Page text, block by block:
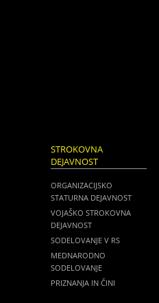
STROKOVNA
DEJAVNOST
ORGANIZACIJSKO
STATURNA DEJAVNOST
VOJAŠKO STROKOVNA
DEJAVNOST
SODELOVANJE V RS
MEDNARODNO
SODELOVANJE
PRIZNANJA IN ČINI